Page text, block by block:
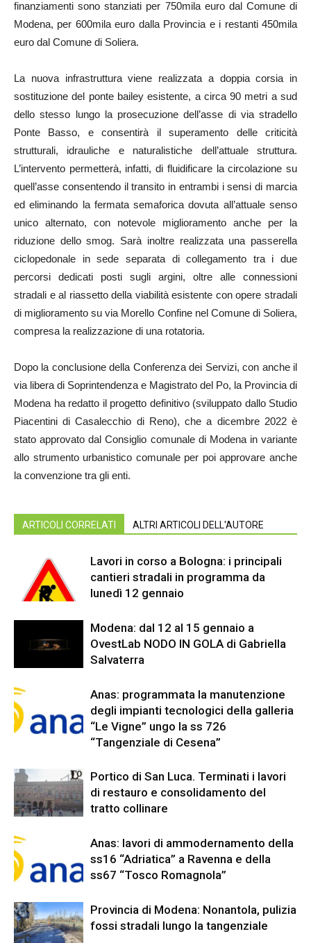
finanziamenti sono stanziati per 750mila euro dal Comune di
Modena, per 600mila euro dalla Provincia e i restanti 450mila
euro dal Comune di Soliera.
La nuova infrastruttura viene realizzata a doppia corsia in
sostituzione del ponte bailey esistente, a circa 90 metri a sud
dello stesso lungo la prosecuzione dell’asse di via stradello
Ponte Basso, e consentirà il superamento delle criticità
strutturali, idrauliche e naturalistiche dell’attuale struttura.
L’intervento permetterà, infatti, di fluidificare la circolazione su
quell’asse consentendo il transito in entrambi i sensi di marcia
ed eliminando la fermata semaforica dovuta all’attuale senso
unico alternato, con notevole miglioramento anche per la
riduzione dello smog. Sarà inoltre realizzata una passerella
ciclopedonale in sede separata di collegamento tra i due
percorsi dedicati posti sugli argini, oltre alle connessioni
stradali e al riassetto della viabilità esistente con opere stradali
di miglioramento su via Morello Confine nel Comune di Soliera,
compresa la realizzazione di una rotatoria.
Dopo la conclusione della Conferenza dei Servizi, con anche il
via libera di Soprintendenza e Magistrato del Po, la Provincia di
Modena ha redatto il progetto definitivo (sviluppato dallo Studio
Piacentini di Casalecchio di Reno), che a dicembre 2022 è
stato approvato dal Consiglio comunale di Modena in variante
allo strumento urbanistico comunale per poi approvare anche
la convenzione tra gli enti.
ARTICOLI CORRELATI ALTRI ARTICOLI DELL'AUTORE
Lavori in corso a Bologna: i principali
cantieri stradali in programma da
lunedì 12 gennaio
Modena: dal 12 al 15 gennaio a
OvestLab NODO IN GOLA di Gabriella
Salvaterra
Anas: programmata la manutenzione
degli impianti tecnologici della galleria
“Le Vigne” ungo la ss 726
“Tangenziale di Cesena”
Portico di San Luca. Terminati i lavori
di restauro e consolidamento del
tratto collinare
Anas: lavori di ammodernamento della
ss16 “Adriatica” a Ravenna e della
ss67 “Tosco Romagnola”
Provincia di Modena: Nonantola, pulizia
fossi stradali lungo la tangenziale